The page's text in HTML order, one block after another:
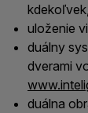
uloženie
duálny
dverami
duálna